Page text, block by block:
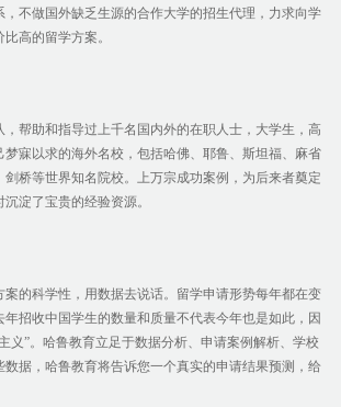
不做国外缺乏生源的合作大学的招生代理，力求向学
高的留学方案。
帮助和指导过上千名国内外的在职人士，大学生，高
寐以求的海外名校，包括哈佛、耶鲁、斯坦福、麻省
桥等世界知名院校。上万宗成功案例，为后来者奠定
淀了宝贵的经验资源。
的科学性，用数据去说话。留学申请形势每年都在变
招收中国学生的数量和质量不代表今年也是如此，因
义”。哈鲁教育立足于数据分析、申请案例解析、学校
据，哈鲁教育将告诉您一个真实的申请结果预测，给